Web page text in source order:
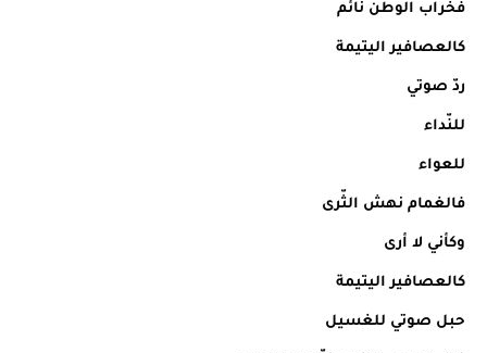
فخراب الوطن نائم
كالعصافير اليتيمة
ردّ صوتي
للنّداء
للعواء
فالغمام نهش الثّرى
وكأني لا أرى
كالعصافير اليتيمة
حبل صوتي للغسيل